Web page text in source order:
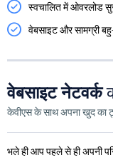
स्वचालित में ओवरलोड
वेबसाइट और सामग्री
वेबसाइट नेटवर्क
केवीएस के साथ अपना खुद का
भले ही आप पहले से ही अपनी